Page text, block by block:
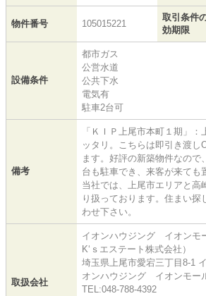
物件番号 105015221
取引条件
効期限
設備条件
都市ガス
公営水道
公共下水
電気有
駐車2台可
備考
「ＫＩＰ上尾市本町１期」
ッタリ。こちらは即引き渡し
ます。好評の新築物件なので
台も駐車でき、来客が来ても
当社では、上尾市エリアと高
り扱っております。住まい探
わせ下さい。
取扱会社
イオンハウジング イオンモ
K‘ｓエステート株式会社）
埼玉県上尾市愛宕三丁目8-1
オンハウジング イオンモー
TEL:048-788-4392